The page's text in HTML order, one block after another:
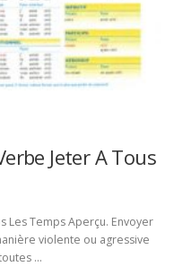
Jeter A Tous
Les Temps Aperçu. Envoyer
violente ou agressive
…